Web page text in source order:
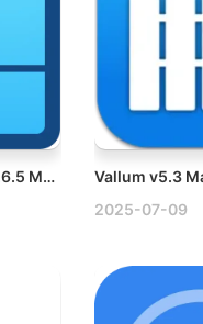
Affinity Designer v2.6.5 Mac强大的矢量图设计软件破解版
2025-07-09